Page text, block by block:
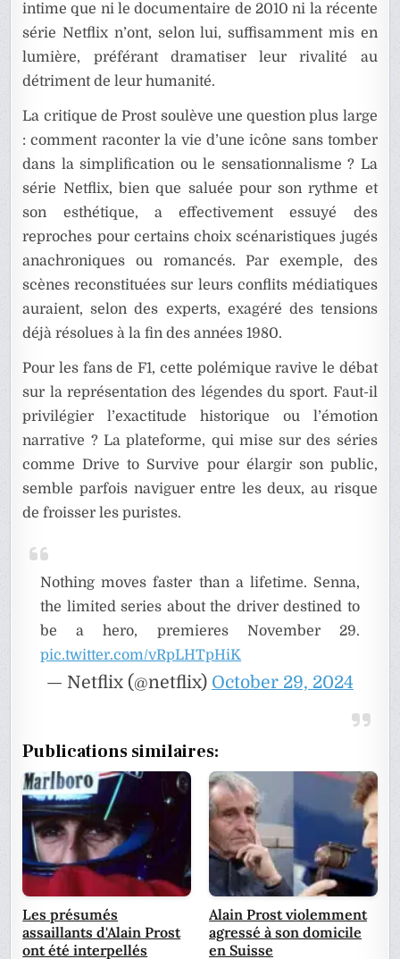
intime que ni le documentaire de 2010 ni la récente
série Netflix n’ont, selon lui, suffisamment mis en
lumière, préférant dramatiser leur rivalité au
détriment de leur humanité.
La critique de Prost soulève une question plus large
: comment raconter la vie d’une icône sans tomber
dans la simplification ou le sensationnalisme ? La
série Netflix, bien que saluée pour son rythme et
son esthétique, a effectivement essuyé des
reproches pour certains choix scénaristiques jugés
anachroniques ou romancés. Par exemple, des
scènes reconstituées sur leurs conflits médiatiques
auraient, selon des experts, exagéré des tensions
déjà résolues à la fin des années 1980.
Pour les fans de F1, cette polémique ravive le débat
sur la représentation des légendes du sport. Faut-il
privilégier l’exactitude historique ou l’émotion
narrative ? La plateforme, qui mise sur des séries
comme Drive to Survive pour élargir son public,
semble parfois naviguer entre les deux, au risque
de froisser les puristes.
Nothing moves faster than a lifetime. Senna,
the limited series about the driver destined to
be a hero, premieres November 29.
pic.twitter.com/vRpLHTpHiK
— Netflix (@netflix) October 29, 2024
Publications similaires:
Les présumés
assaillants d'Alain Prost
ont été interpellés
Alain Prost violemment
agressé à son domicile
en Suisse